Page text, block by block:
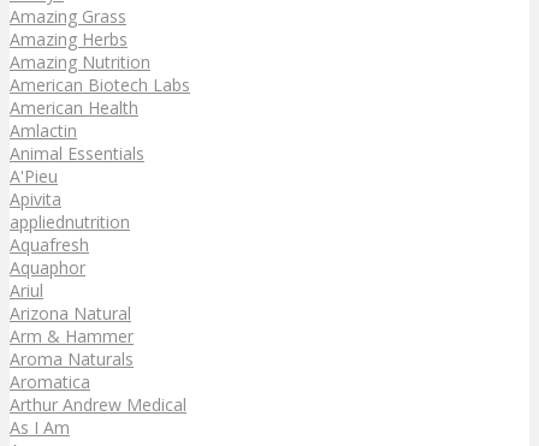
Amazing Grass
Amazing Herbs
Amazing Nutrition
American Biotech Labs
American Health
Amlactin
Animal Essentials
A'Pieu
Apivita
appliednutrition
Aquafresh
Aquaphor
Ariul
Arizona Natural
Arm & Hammer
Aroma Naturals
Aromatica
Arthur Andrew Medical
As I Am